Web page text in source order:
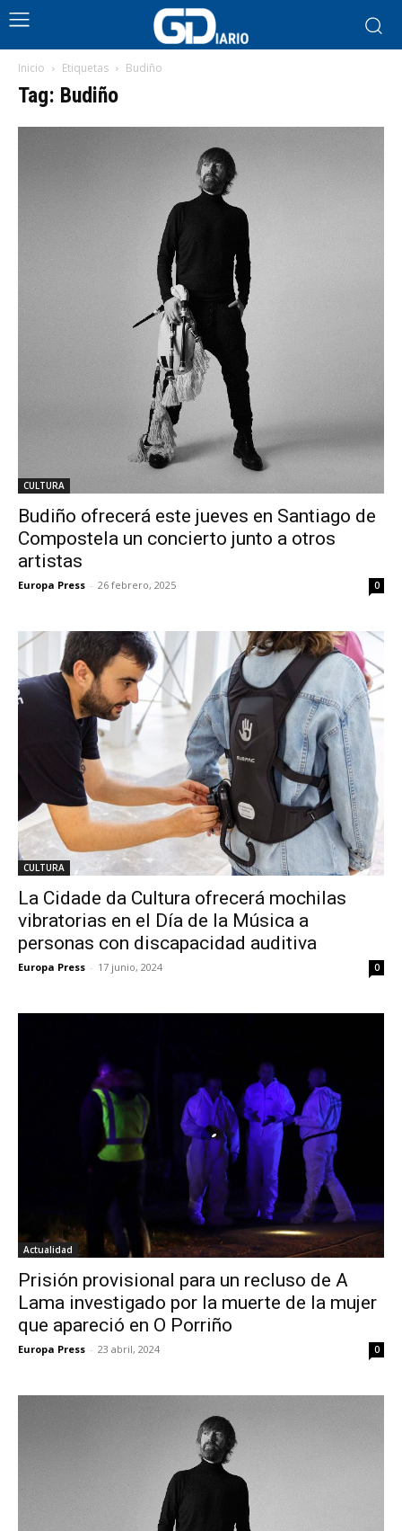
Inicio Etiquetas Budiño
Tag: Budiño
CULTURA
Budiño ofrecerá este jueves en Santiago de
Compostela un concierto junto a otros
artistas
Europa Press - 26 febrero, 2025 0
CULTURA
La Cidade da Cultura ofrecerá mochilas
vibratorias en el Día de la Música a
personas con discapacidad auditiva
Europa Press - 17 junio, 2024 0
Actualidad
Prisión provisional para un recluso de A
Lama investigado por la muerte de la mujer
que apareció en O Porriño
Europa Press - 23 abril, 2024 0